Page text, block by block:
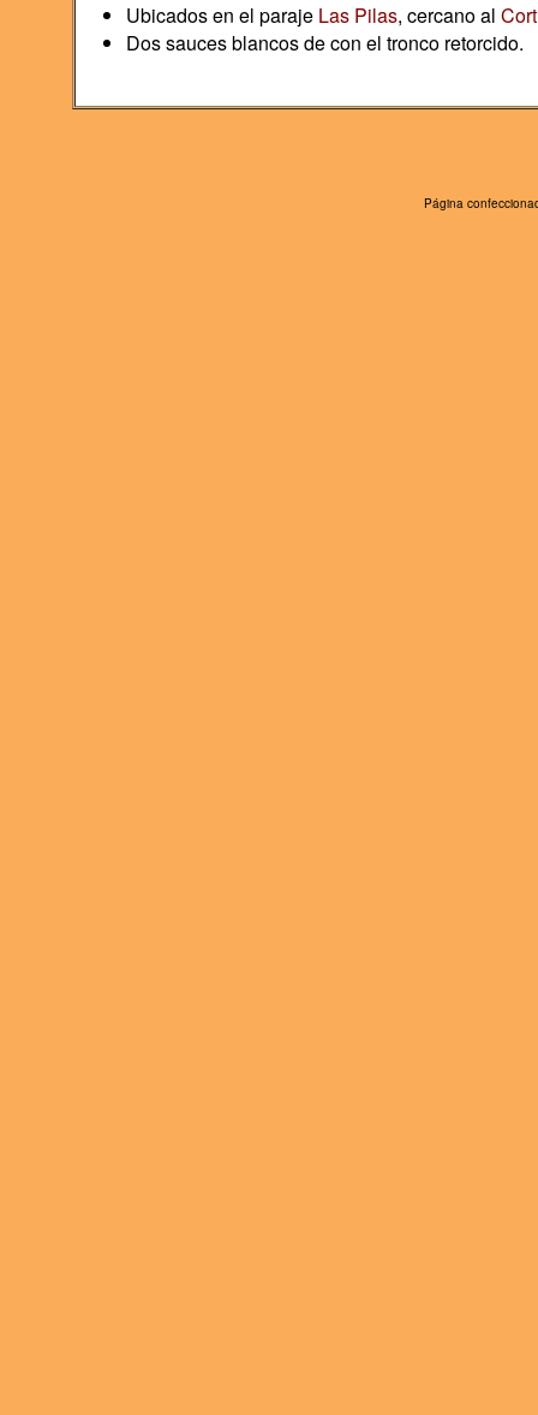
Ubicados en el paraje Las Pilas, cercano al
Dos sauces blancos de con el tronco retorcido.
Página